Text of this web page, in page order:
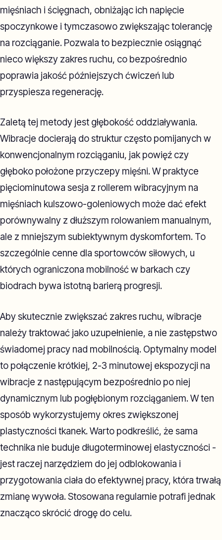
mięśniach i ścięgnach, obniżając ich napięcie
spoczynkowe i tymczasowo zwiększając tolerancję
na rozciąganie. Pozwala to bezpiecznie osiągnąć
nieco większy zakres ruchu, co bezpośrednio
poprawia jakość późniejszych ćwiczeń lub
przyspiesza regenerację.
Zaletą tej metody jest głębokość oddziaływania.
Wibracje docierają do struktur często pomijanych w
konwencjonalnym rozciąganiu, jak powięź czy
głęboko położone przyczepy mięśni. W praktyce
pięciominutowa sesja z rollerem wibracyjnym na
mięśniach kulszowo-goleniowych może dać efekt
porównywalny z dłuższym rolowaniem manualnym,
ale z mniejszym subiektywnym dyskomfortem. To
szczególnie cenne dla sportowców siłowych, u
których ograniczona mobilność w barkach czy
biodrach bywa istotną barierą progresji.
Aby skutecznie zwiększać zakres ruchu, wibracje
należy traktować jako uzupełnienie, a nie zastępstwo
świadomej pracy nad mobilnością. Optymalny model
to połączenie krótkiej, 2-3 minutowej ekspozycji na
wibracje z następującym bezpośrednio po niej
dynamicznym lub pogłębionym rozciąganiem. W ten
sposób wykorzystujemy okres zwiększonej
plastyczności tkanek. Warto podkreślić, że sama
technika nie buduje długoterminowej elastyczności -
jest raczej narzędziem do jej odblokowania i
przygotowania ciała do efektywnej pracy, która trwałą
zmianę wywoła. Stosowana regularnie potrafi jednak
znacząco skrócić drogę do celu.